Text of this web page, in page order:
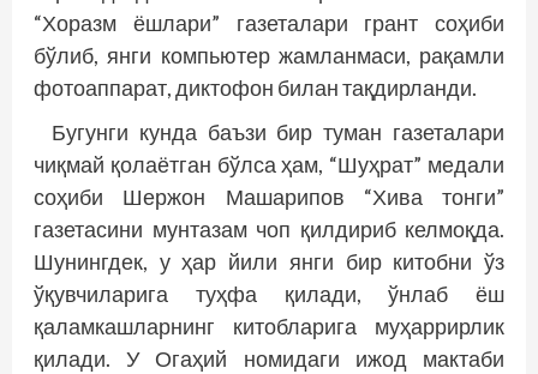
“Хоразм ёшлари” газеталари грант соҳиби
бўлиб, янги компьютер жамланмаси, рақамли
фотоаппарат, диктофон билан тақдирланди.
Бугунги кунда баъзи бир туман газеталари
чиқмай қолаётган бўлса ҳам, “Шуҳрат” медали
соҳиби Шержон Машарипов “Хива тонги”
газетасини мунтазам чоп қилдириб келмоқда.
Шунингдек, у ҳар йили янги бир китобни ўз
ўқувчиларига туҳфа қилади, ўнлаб ёш
қаламкашларнинг китобларига муҳаррирлик
қилади. У Огаҳий номидаги ижод мактаби